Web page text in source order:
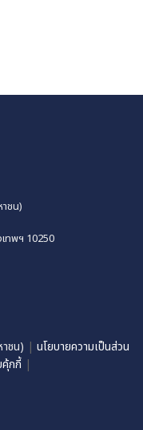
ชน)
ทพฯ 10250
ชน) |นโยบายความเป็นส่วน
คุ้กกี้ |